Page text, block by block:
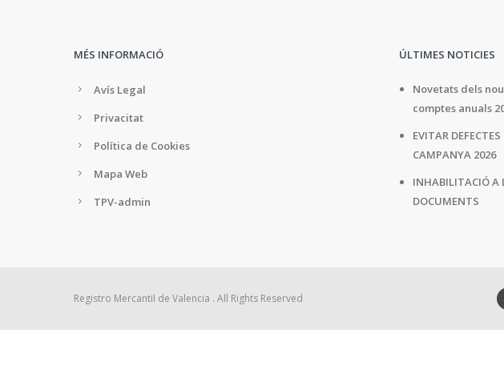
MÉS INFORMACIÓ
Avís Legal
Privacitat
Política de Cookies
Mapa Web
TPV-admin
ÚLTIMES NOTICIES
Novetats dels
comptes anuals
EVITAR
CAMPANYA 2026
INHABILITACIÓ A
DOCUMENTS
Registro Mercantil de Valencia . All Rights Reserved